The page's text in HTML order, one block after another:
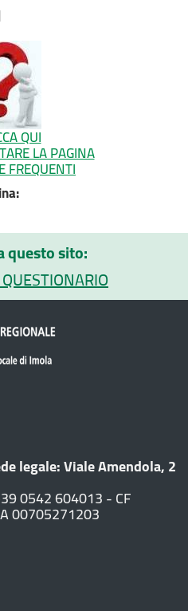
QUI
LA PAGINA
FREQUENTI
questo sito:
legale: Viale Amendola, 2
0542 604013 - CF
00705271203